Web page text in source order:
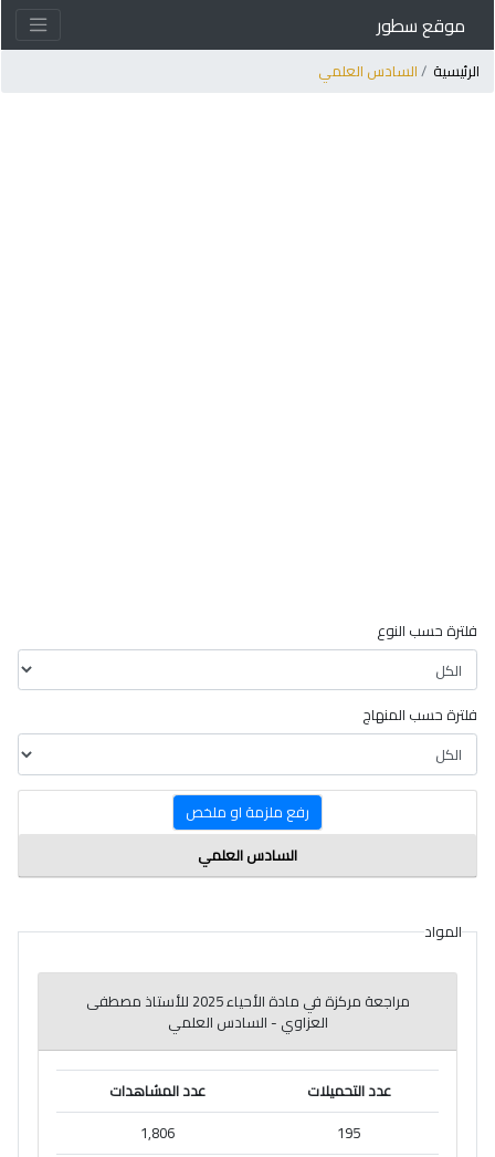
موقع سطور
الرئيسية السادس العلمي
فلترة حسب النوع
فلترة حسب المنهاج
رفع ملزمة او ملخص
السادس العلمي
المواد
مراجعة مركزة في مادة الأحياء 2025 للأستاذ مصطفى
العزاوي - السادس العلمي
عدد التحميلات
عدد المشاهدات
195
1,806